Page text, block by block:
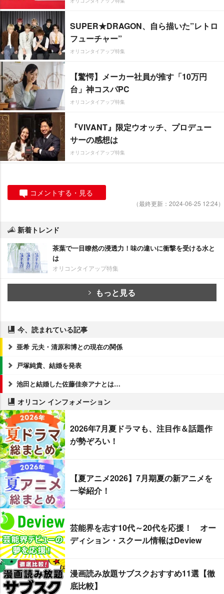
SUPER★DRAGON、自ら描いた”レトロ
フューチャー”
オリコンタイアップ特集
【驚愕】メーカー社員が推す「10万円
台」神コスパPC
オリコンタイアップ特集
『VIVANT』限定ウオッチ、プロデュー
サーの感想は
オリコンタイアップ特集
コメントする・見る
（最終更新：2024-06-25 12:24）
新着トレンド
茶葉で一目瞭然の浸透力！味の違いに衝撃を受ける水と
は
オリコンタイアップ特集
もっと見る
今、読まれている記事
亜希 元夫・清原和博との現在の関係
戸塚純貴、結婚を発表
池田と結婚した佐藤佳奈アナとは…
オリコン インフォメーション
2026年7月夏ドラマも、注目作＆話題作
が勢ぞろい！
【夏アニメ2026】7月期夏の新アニメを
一挙紹介！
芸能界を志す10代～20代を応援！ オー
ディション・スクール情報はDeview
漫画読み放題サブスクおすすめ11選【徹
底比較】